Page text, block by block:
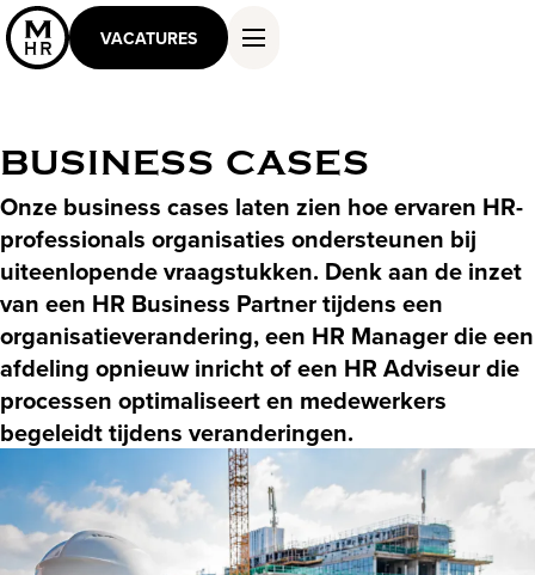
VACATURES
DIENSTEN EN OPLOSSINGEN
WERKEN ALS MASTER
KENNIS EN INSPIRATIE
OVER ONS
CONTACT
BUSINESS CASES
Onze business cases laten zien hoe ervaren HR-
professionals organisaties ondersteunen bij
uiteenlopende vraagstukken. Denk aan de inzet
van een HR Business Partner tijdens een
organisatieverandering, een HR Manager die een
afdeling opnieuw inricht of een HR Adviseur die
processen optimaliseert en medewerkers
begeleidt tijdens veranderingen.